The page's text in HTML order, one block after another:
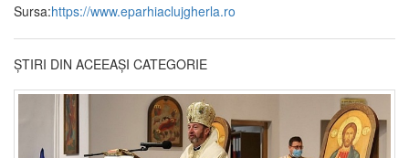
Sursa:https://www.eparhiaclujgherla.ro
ȘTIRI DIN ACEEAȘI CATEGORIE